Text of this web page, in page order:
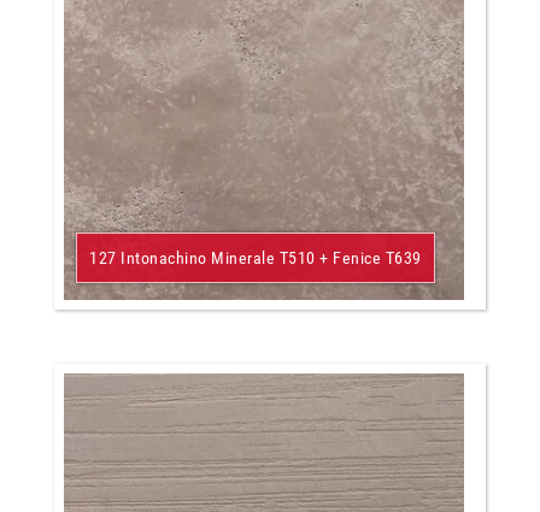
127 Intonachino Minerale T510 + Fenice T639